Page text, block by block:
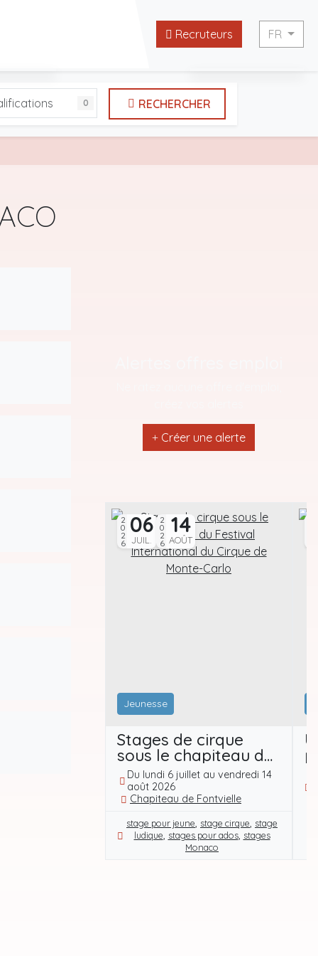
utiles
Recruteurs FR
0 RECHERCHER
Créer une alerte
2026 06
JUIL. 2026 14
AOÛT
Jeunesse
Stages de cirque
sous le chapiteau du
Festival International
du Cirque de Monte-
Carlo
Du lundi 6 juillet au vendredi 14
août 2026
Chapiteau de Fontvielle
stage pour jeune, stage cirque, stage
ludique, stages pour ados, stages
Monaco